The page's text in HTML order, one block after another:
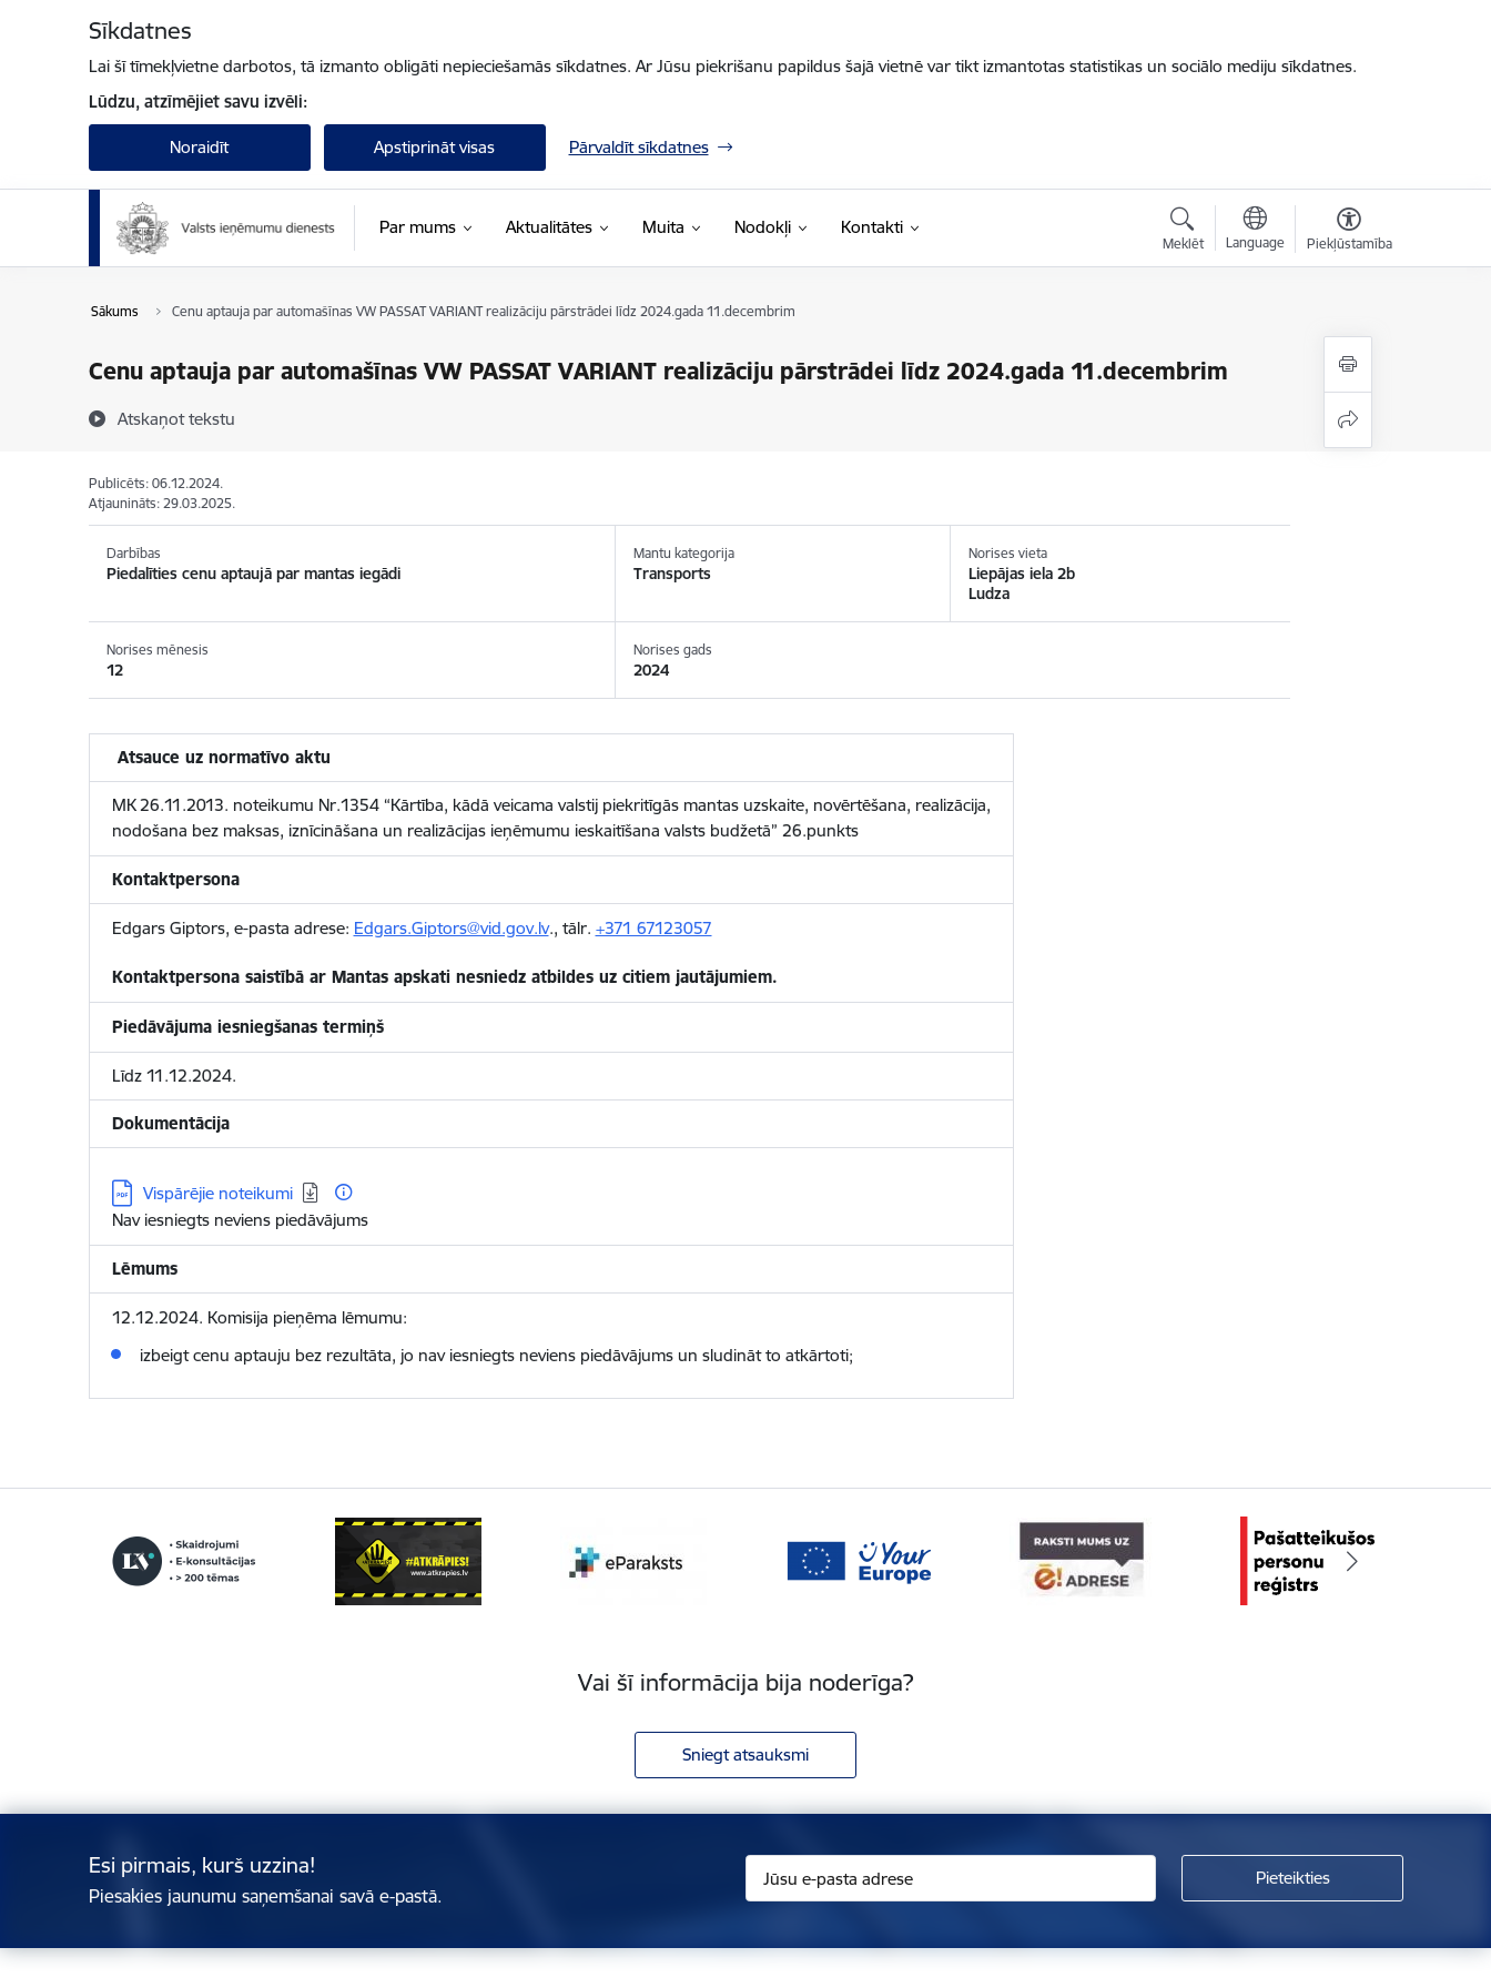
Sīkdatnes
Lai šī tīmekļvietne darbotos, tā izmanto obligāti nepieciešamās sīkdatnes. Ar Jūsu piekrišanu papildus šajā vietnē var tikt izmantotas statistikas un sociālo mediju sīkdatnes.
Lūdzu, atzīmējiet savu izvēli:
Noraidīt Apstiprināt visas Pārvaldīt sīkdatnes
Par mums Aktualitātes Muita Nodokļi Kontakti
Meklēt Language Piekļūstamība
Sākums Cenu aptauja par automašīnas VW PASSAT VARIANT realizāciju pārstrādei līdz 2024.gada 11.decembrim
Cenu aptauja par automašīnas VW PASSAT VARIANT realizāciju pārstrādei līdz 2024.gada 11.decembrim
Atskaņot tekstu
Publicēts: 06.12.2024.
Atjaunināts: 29.03.2025.
Darbības
Piedalīties cenu aptaujā par mantas iegādi
Mantu kategorija
Transports
Norises vieta
Liepājas iela 2b
Ludza
Norises mēnesis
12
Norises gads
2024
Atsauce uz normatīvo aktu
MK 26.11.2013. noteikumu Nr.1354 “Kārtība, kādā veicama valstij piekritīgās mantas uzskaite, novērtēšana, realizācija,
nodošana bez maksas, iznīcināšana un realizācijas ieņēmumu ieskaitīšana valsts budžetā” 26.punkts
Kontaktpersona
Edgars Giptors, e-pasta adrese: Edgars.Giptors@vid.gov.lv., tālr. +371 67123057
Kontaktpersona saistībā ar Mantas apskati nesniedz atbildes uz citiem jautājumiem.
Piedāvājuma iesniegšanas termiņš
Līdz 11.12.2024.
Dokumentācija
Lejupielādēt:
Vispārējie noteikumi
Nav iesniegts neviens piedāvājums
Lēmums
12.12.2024. Komisija pieņēma lēmumu:
izbeigt cenu aptauju bez rezultāta, jo nav iesniegts neviens piedāvājums un sludināt to atkārtoti;
Vai šī informācija bija noderīga?
Sniegt atsauksmi
Esi pirmais, kurš uzzina!
Piesakies jaunumu saņemšanai savā e-pastā.